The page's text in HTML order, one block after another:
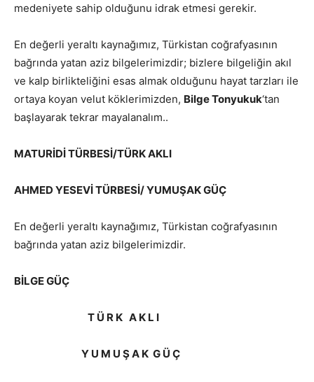
medeniyete sahip olduğunu idrak etmesi gerekir.
En değerli yeraltı kaynağımız, Türkistan coğrafyasının
bağrında yatan aziz bilgelerimizdir; bizlere bilgeliğin akıl
ve kalp birlikteliğini esas almak olduğunu hayat tarzları ile
ortaya koyan velut köklerimizden, Bilge Tonyukuk‘tan
başlayarak tekrar mayalanalım..
MATURİDİ TÜRBESİ/TÜRK AKLI
AHMED YESEVİ TÜRBESİ/ YUMUŞAK GÜÇ
En değerli yeraltı kaynağımız, Türkistan coğrafyasının
bağrında yatan aziz bilgelerimizdir.
BİLGE GÜÇ
T Ü R K A K L I
Y U M U Ş A K G Ü Ç